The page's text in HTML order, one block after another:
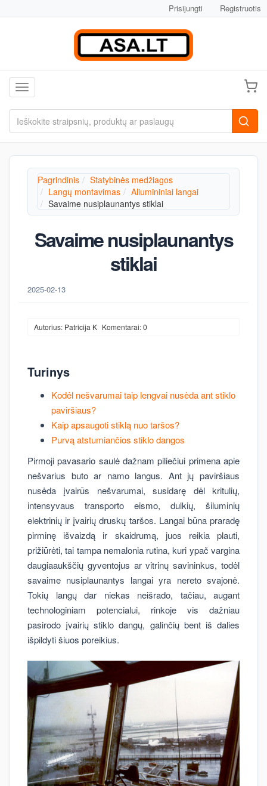
Prisijungti Registruotis
Toggle navigation
Pagrindinis
Statybinės medžiagos
Langų montavimas
Aliumininiai langai
Savaime nusiplaunantys stiklai
Savaime nusiplaunantys
stiklai
2025-02-13
Autorius: Patricija K Komentarai: 0
Turinys
Kodėl nešvarumai taip lengvai nusėda ant stiklo
paviršiaus?
Kaip apsaugoti stiklą nuo taršos?
Purvą atstumiančios stiklo dangos
Pirmoji pavasario saulė dažnam piliečiui primena apie
nešvarius buto ar namo langus. Ant jų paviršiaus
nusėda įvairūs nešvarumai, susidarę dėl kritulių,
intensyvaus transporto eismo, dulkių, šiluminių
elektrinių ir įvairių druskų taršos. Langai būna praradę
pirminę išvaizdą ir skaidrumą, juos reikia plauti,
prižiūrėti, tai tampa nemalonia rutina, kuri ypač vargina
daugiaaukščių gyventojus ar vitrinų savininkus, todėl
savaime nusiplaunantys langai yra nereto svajonė.
Tokių langų dar niekas neišrado, tačiau, augant
technologiniam potencialui, rinkoje vis dažniau
pasirodo įvairių stiklo dangų, galinčių bent iš dalies
išpildyti šiuos poreikius.